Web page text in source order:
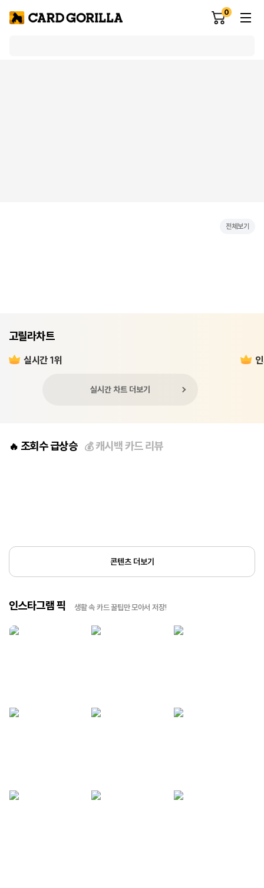
0
전체보기
고릴라차트
실시간 1위
실시간 차트 더보기
🔥 조회수 급상승 💰캐시백 카드 리뷰
콘텐츠 더보기
인스타그램 픽 생활 속 카드 꿀팁만 모아서 저장!